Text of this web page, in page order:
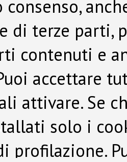
consenso,
di terze parti,
contenuti e
accettare
attivare. Se
solo i
profilazione.